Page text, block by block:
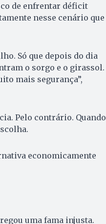
de enfrentar déficit
nesse cenário que
Só que depois do dia
o sorgo e o girassol.
mais segurança”,
Pelo contrário. Quando
economicamente
uma fama injusta.